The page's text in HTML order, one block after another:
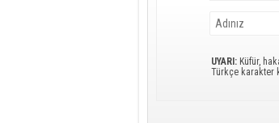
UYARI: Küfür,
Türkçe karakter